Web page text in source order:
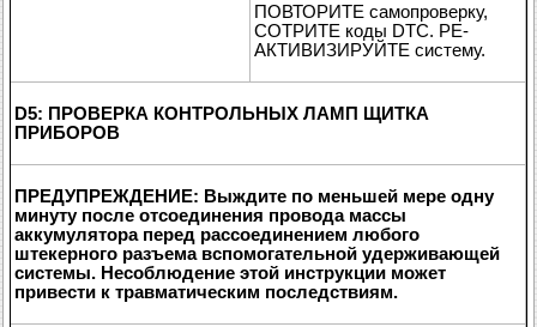
ПОВТОРИТЕ самопроверку,
СОТРИТЕ коды DTC. РЕ-
АКТИВИЗИРУЙТЕ систему.
D5: ПРОВЕРКА КОНТРОЛЬНЫХ ЛАМП ЩИТКА
ПРИБОРОВ
ПРЕДУПРЕЖДЕНИЕ: Выждите по меньшей мере одну
минуту после отсоединения провода массы
аккумулятора перед рассоединением любого
штекерного разъема вспомогательной удерживающей
системы. Несоблюдение этой инструкции может
привести к травматическим последствиям.